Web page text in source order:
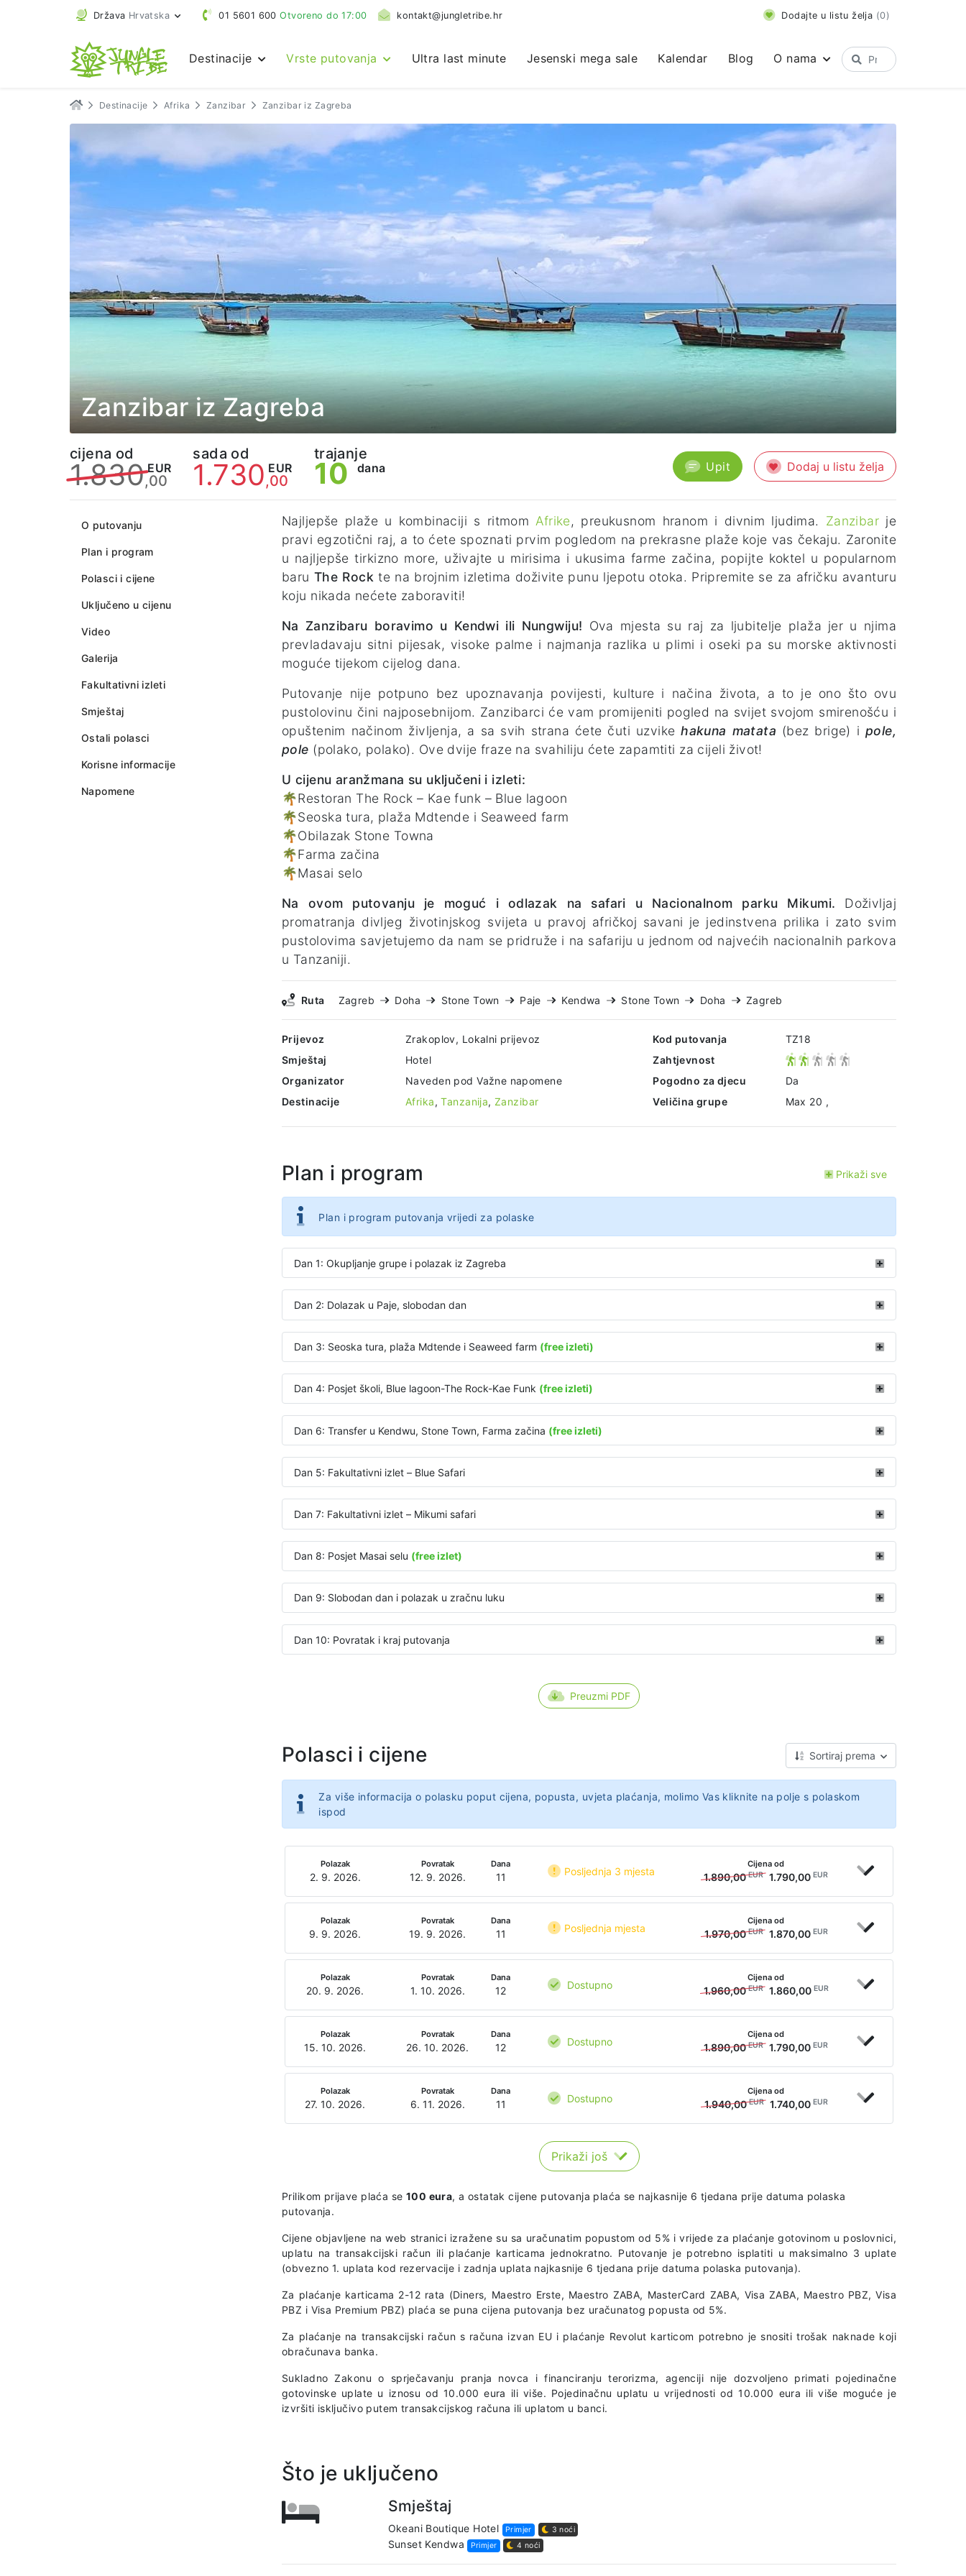
Država Hrvatska 01 5601 600 Otvoreno do 17:00 kontakt@jungletribe.hr Dodajte u listu želja (0)
Destinacije Vrste putovanja Ultra last minute Jesenski mega sale Kalendar Blog O nama
Destinacije Afrika Zanzibar Zanzibar iz Zagreba
Zanzibar iz Zagreba
cijena od
1.830 EUR
,00
sada od
1.730 EUR
,00
trajanje
10 dana Upit Dodaj u listu želja
O putovanju
Plan i program
Polasci i cijene
Uključeno u cijenu
Video
Galerija
Fakultativni izleti
Smještaj
Ostali polasci
Korisne informacije
Napomene
Najljepše plaže u kombinaciji s ritmomAfrike, preukusnom hranom i divnim ljudima. Zanzibar je
pravi egzotični raj, a to ćete spoznati prvim pogledom na prekrasne plaže koje vas čekaju. Zaronite
u najljepše tirkizno more, uživajte u mirisima i ukusima farme začina, popijte koktel u popularnom
baru The Rockte na brojnim izletima doživite punu ljepotu otoka. Pripremite se za afričku avanturu
koju nikada nećete zaboraviti!
Na Zanzibaru boravimo u Kendwi ili Nungwiju! Ova mjesta su raj za ljubitelje plaža jer u njima
prevladavaju sitni pijesak, visoke palme i najmanja razlika u plimi i oseki pa su morske aktivnosti
moguće tijekom cijelog dana.
Putovanje nije potpuno bez upoznavanja povijesti, kulture i načina života, a to je ono što ovu
pustolovinu čini najposebnijom. Zanzibarci će vam promijeniti pogled na svijet svojom smirenošću i
opuštenim načinom življenja, a sa svih strana ćete čuti uzvikehakuna matata (bez brige) i pole,
pole (polako, polako). Ove dvije fraze na svahiliju ćete zapamtiti za cijeli život!
U cijenu aranžmana su uključeni i izleti:
🌴Restoran The Rock – Kae funk – Blue lagoon
🌴Seoska tura, plaža Mdtende i Seaweed farm
🌴Obilazak Stone Towna
🌴Farma začina
🌴Masai selo
Na ovom putovanju je moguć i odlazak na safari u Nacionalnom parku Mikumi. Doživljaj
promatranja divljeg životinjskog svijeta u pravoj afričkoj savani je jedinstvena prilika i zato svim
pustolovima savjetujemo da nam se pridruže i na safariju u jednom od najvećih nacionalnih parkova
u Tanzaniji.
Ruta Zagreb Doha Stone Town Paje Kendwa Stone Town Doha Zagreb
Prijevoz
Zrakoplov, Lokalni prijevoz
Smještaj
Hotel
Organizator
Naveden pod Važne napomene
Destinacije
Afrika,Tanzanija,Zanzibar
Kod putovanja
TZ18
Zahtjevnost
Pogodno za djecu
Da
Veličina grupe
Max 20 ,
Plan i program Prikaži sve
Plan i program putovanja vrijedi za polaske
Dan 1: Okupljanje grupe i polazak iz Zagreba
Dan 2: Dolazak u Paje, slobodan dan
Dan 3: Seoska tura, plaža Mdtende i Seaweed farm (free izleti)
Dan 4: Posjet školi, Blue lagoon-The Rock-Kae Funk (free izleti)
Dan 6: Transfer u Kendwu, Stone Town, Farma začina (free izleti)
Dan 5: Fakultativni izlet – Blue Safari
Dan 7: Fakultativni izlet – Mikumi safari
Dan 8: Posjet Masai selu (free izlet)
Dan 9: Slobodan dan i polazak u zračnu luku
Dan 10: Povratak i kraj putovanja
Preuzmi PDF
Polasci i cijene Sortiraj prema
Za više informacija o polasku poput cijena, popusta, uvjeta plaćanja, molimo Vas kliknite na polje s polaskom
ispod
Polazak
2. 9. 2026.
Povratak
12. 9. 2026.
Dana
11 Posljednja 3 mjesta
Cijena od
1.890,00EUR 1.790,00 EUR
Polazak
9. 9. 2026.
Povratak
19. 9. 2026.
Dana
11 Posljednja mjesta
Cijena od
1.970,00EUR 1.870,00 EUR
Polazak
20. 9. 2026.
Povratak
1. 10. 2026.
Dana
12 Dostupno
Cijena od
1.960,00EUR 1.860,00 EUR
Polazak
15. 10. 2026.
Povratak
26. 10. 2026.
Dana
12 Dostupno
Cijena od
1.890,00EUR 1.790,00 EUR
Polazak
27. 10. 2026.
Povratak
6. 11. 2026.
Dana
11 Dostupno
Cijena od
1.940,00EUR 1.740,00 EUR
Prikaži još
Prilikom prijave plaća se 100 eura, a ostatak cijene putovanja plaća se najkasnije 6 tjedana prije datuma polaska
putovanja.
Cijene objavljene na web stranici izražene su sa uračunatim popustom od 5% i vrijede za plaćanje gotovinom u poslovnici,
uplatu na transakcijski račun ili plaćanje karticama jednokratno. Putovanje je potrebno isplatiti u maksimalno 3 uplate
(obvezno 1. uplata kod rezervacije i zadnja uplata najkasnije 6 tjedana prije datuma polaska putovanja).
Za plaćanje karticama 2-12 rata (Diners, Maestro Erste, Maestro ZABA, MasterCard ZABA, Visa ZABA, Maestro PBZ, Visa
PBZ i Visa Premium PBZ) plaća se puna cijena putovanja bez uračunatog popusta od 5%.
Za plaćanje na transakcijski račun s računa izvan EU i plaćanje Revolut karticom potrebno je snositi trošak naknade koji
obračunava banka.
Sukladno Zakonu o sprječavanju pranja novca i financiranju terorizma, agenciji nije dozvoljeno primati pojedinačne
gotovinske uplate u iznosu od 10.000 eura ili više. Pojedinačnu uplatu u vrijednosti od 10.000 eura ili više moguće je
izvršiti isključivo putem transakcijskog računa ili uplatom u banci.
Što je uključeno
Smještaj
Okeani Boutique Hotel Primjer 3 noći
Sunset Kendwa Primjer 4 noći